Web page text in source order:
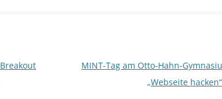
MINT-Tag am Otto-Hahn-
„Webseite hacken“